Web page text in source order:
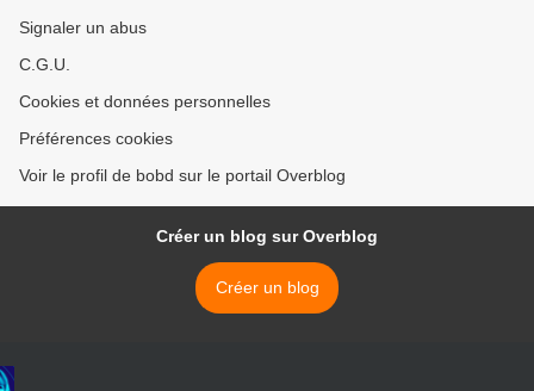
Signaler un abus
C.G.U.
Cookies et données personnelles
Préférences cookies
Voir le profil de bobd sur le portail Overblog
Créer un blog sur Overblog
Créer un blog